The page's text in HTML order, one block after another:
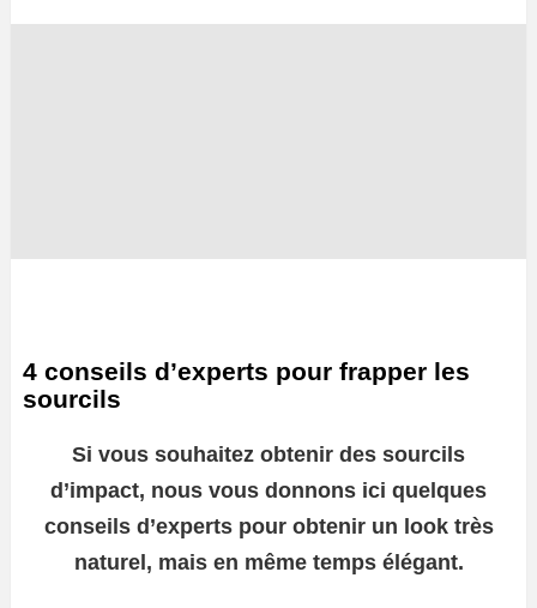
4 conseils d’experts pour frapper les
sourcils
Si vous souhaitez obtenir des sourcils
d’impact, nous vous donnons ici quelques
conseils d’experts pour obtenir un look très
naturel, mais en même temps élégant.